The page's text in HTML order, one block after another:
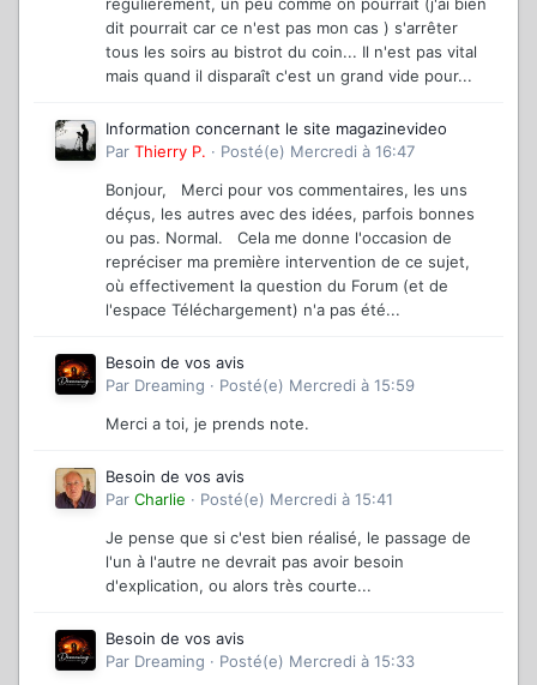
régulièrement, un peu comme on pourrait (j'ai bien
dit pourrait car ce n'est pas mon cas ) s'arrêter
tous les soirs au bistrot du coin... Il n'est pas vital
mais quand il disparaît c'est un grand vide pour...
Information concernant le site magazinevideo
Par Thierry P. · Posté(e) Mercredi à 16:47
Bonjour, Merci pour vos commentaires, les uns
déçus, les autres avec des idées, parfois bonnes
ou pas. Normal. Cela me donne l'occasion de
repréciser ma première intervention de ce sujet,
où effectivement la question du Forum (et de
l'espace Téléchargement) n'a pas été...
Besoin de vos avis
Par Dreaming · Posté(e) Mercredi à 15:59
Merci a toi, je prends note.
Besoin de vos avis
Par Charlie · Posté(e) Mercredi à 15:41
Je pense que si c'est bien réalisé, le passage de
l'un à l'autre ne devrait pas avoir besoin
d'explication, ou alors très courte...
Besoin de vos avis
Par Dreaming · Posté(e) Mercredi à 15:33